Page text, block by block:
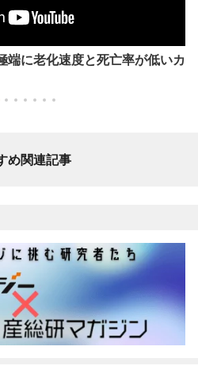
端に老化速度と死亡率が低いカ
め関連記事